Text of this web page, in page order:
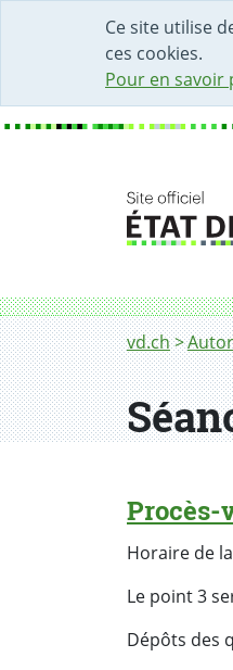
Ce site utilise
ces cookies.
Pour en savoir
DÉBUT DU
ACCÈS AU
PAGE
Fil
vd.ch
Procès-
Horaire de
Le point 3
Dépôts des